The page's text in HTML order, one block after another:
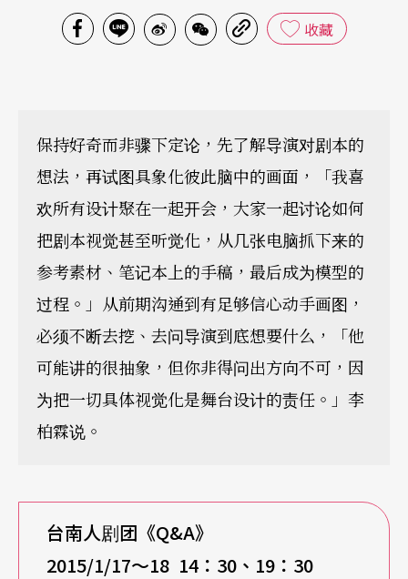
收藏
保持好奇而非骤下定论，先了解导演对剧本的
想法，再试图具象化彼此脑中的画面，「我喜
欢所有设计聚在一起开会，大家一起讨论如何
把剧本视觉甚至听觉化，从几张电脑抓下来的
参考素材、笔记本上的手稿，最后成为模型的
过程。」从前期沟通到有足够信心动手画图，
必须不断去挖、去问导演到底想要什么，「他
可能讲的很抽象，但你非得问出方向不可，因
为把一切具体视觉化是舞台设计的责任。」李
柏霖说。
台南人剧团《Q&A》
2015/1/17～18 14：30、19：30